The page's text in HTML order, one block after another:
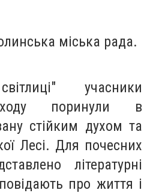
учасники
поринули в
стійким духом та
Лесі. Для почесних
літературні
про життя і